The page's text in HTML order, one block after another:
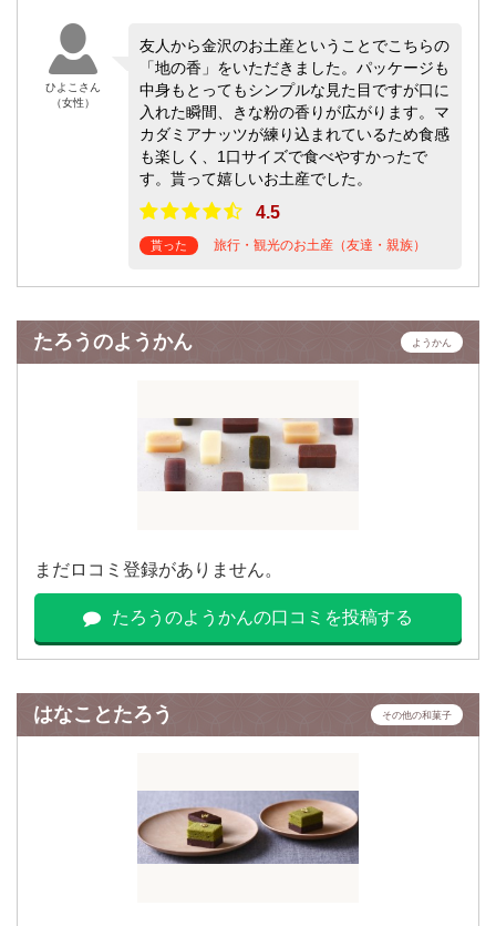
ひよこさん
（女性）
友人から金沢のお土産ということでこちらの
「地の香」をいただきました。パッケージも
中身もとってもシンプルな見た目ですが口に
入れた瞬間、きな粉の香りが広がります。マ
カダミアナッツが練り込まれているため食感
も楽しく、1口サイズで食べやすかったで
す。貰って嬉しいお土産でした。
4.5
貰った 旅行・観光のお土産（友達・親族）
たろうのようかん ようかん
まだロコミ登録がありません。
たろうのようかんの口コミを投稿する
はなことたろう その他の和菓子